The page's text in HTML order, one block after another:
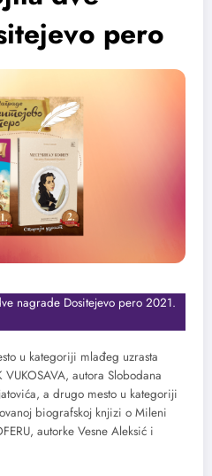
pero
nagrade Dositejevo pero 2021.
u kategoriji mlađeg uzrasta
VUKOSAVA, autora Slobodana
a drugo mesto u kategoriji
biografskoj knjizi o Mileni
autorke Vesne Aleksić i